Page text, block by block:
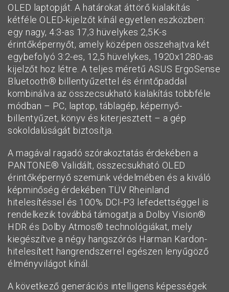
OLED laptopját. A határokat áttörő kialakítás
kétféle OLED-kijelzőt kínál egyetlen eszközben:
egy nagy, 4:3-as 17,3 hüvelykes 2,5K-s
érintőképernyőt, amely középen összehajtva két
egybefolyó 3:2-es, 12,5 hüvelykes, 1920x1280-as
kijelzőt hoz létre. A teljes méretű ASUS ErgoSense
Bluetooth® billentyűzettel és érintőpaddal
kombinálva az összecsukható kialakítás többféle
módban – PC, laptop, táblagép, képernyő-
billentyűzet, könyv és kiterjesztett – a gép
sokoldalúságát biztosítja.
A magával ragadó szórakoztatás érdekében a
PANTONE® Validált, összecsukható OLED
érintőképernyő szemünk védelmében és a kiváló
képminőség érdekében TÜV Rheinland
hitelesítéssel és 100% DCI-P3 lefedettséggel is
rendelkezik továbbá támogatja a Dolby Vision®
HDR és Dolby Atmos® technológiákat, mely
kiegészítve a négy hangszórós Harman Kardon-
hitelesített hangrendszerrel egészen lenyűgöző
élményvilágot kínál.
A következő generációs intelligens képességek